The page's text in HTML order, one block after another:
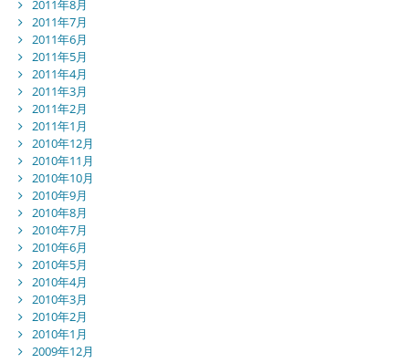
2011年8月
2011年7月
2011年6月
2011年5月
2011年4月
2011年3月
2011年2月
2011年1月
2010年12月
2010年11月
2010年10月
2010年9月
2010年8月
2010年7月
2010年6月
2010年5月
2010年4月
2010年3月
2010年2月
2010年1月
2009年12月